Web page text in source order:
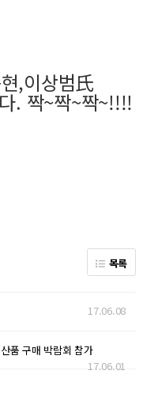
,이상범氏
. 짝~짝~짝~!!!!
목록
17.06.08
품 구매 박람회 참가
17.06.01